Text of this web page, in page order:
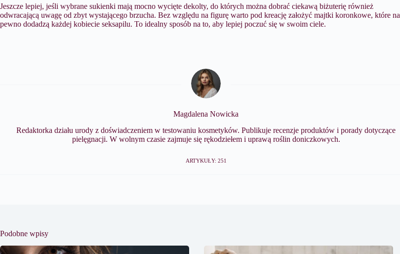
Jeszcze lepiej, jeśli wybrane sukienki mają mocno wycięte dekolty, do których można dobrać ciekawą biżuterię również
odwracającą uwagę od zbyt wystającego brzucha. Bez względu na figurę warto pod kreację założyć majtki koronkowe, które na
pewno dodadzą każdej kobiecie seksapilu. To idealny sposób na to, aby lepiej poczuć się w swoim ciele.
Magdalena Nowicka
Redaktorka działu urody z doświadczeniem w testowaniu kosmetyków. Publikuje recenzje produktów i porady dotyczące
pielęgnacji. W wolnym czasie zajmuje się rękodziełem i uprawą roślin doniczkowych.
ARTYKUŁY: 251
Podobne wpisy